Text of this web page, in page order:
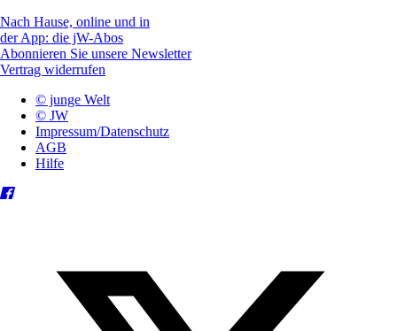
Nach Hause, online und in
der App: die jW-Abos
Abonnieren Sie unsere Newsletter
Vertrag widerrufen
© junge Welt
© JW
Impressum/Datenschutz
AGB
Hilfe